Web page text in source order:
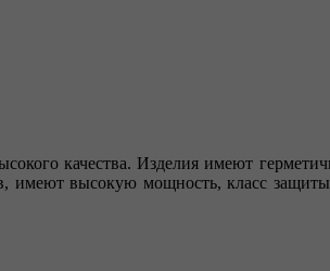
качества. Изделия имеют
имеют высокую мощность, класс